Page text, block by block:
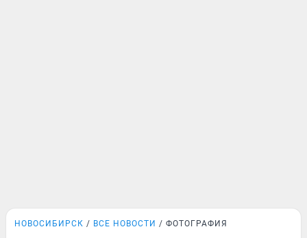
НОВОСИБИРСК ВСЕ НОВОСТИ ФОТОГРАФИЯ